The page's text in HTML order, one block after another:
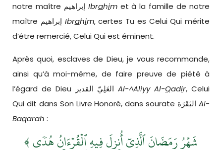
Ibrahimet à la famille de notre
Ibrahim, certes Tu es Celui Qui mérite
d’être remercié, Celui Qui est éminent.
Après quoi, esclaves de Dieu, je vous recommande,
ainsi qu’à moi-même, de faire preuve de piété à
l’égard de Dieu العَلِيّ القديرAl-^Aliyy Al-Qadir, Celui
Qui dit dans Son Livre Honoré, dans sourate البَقَرَةAl-
Baqarah :
﴾ شَهۡرُ رَمَضَانَ ٱلَّذِيٓ أُنزِلَ فِيهِ ٱلۡقُرۡءَانُ هُدٗى